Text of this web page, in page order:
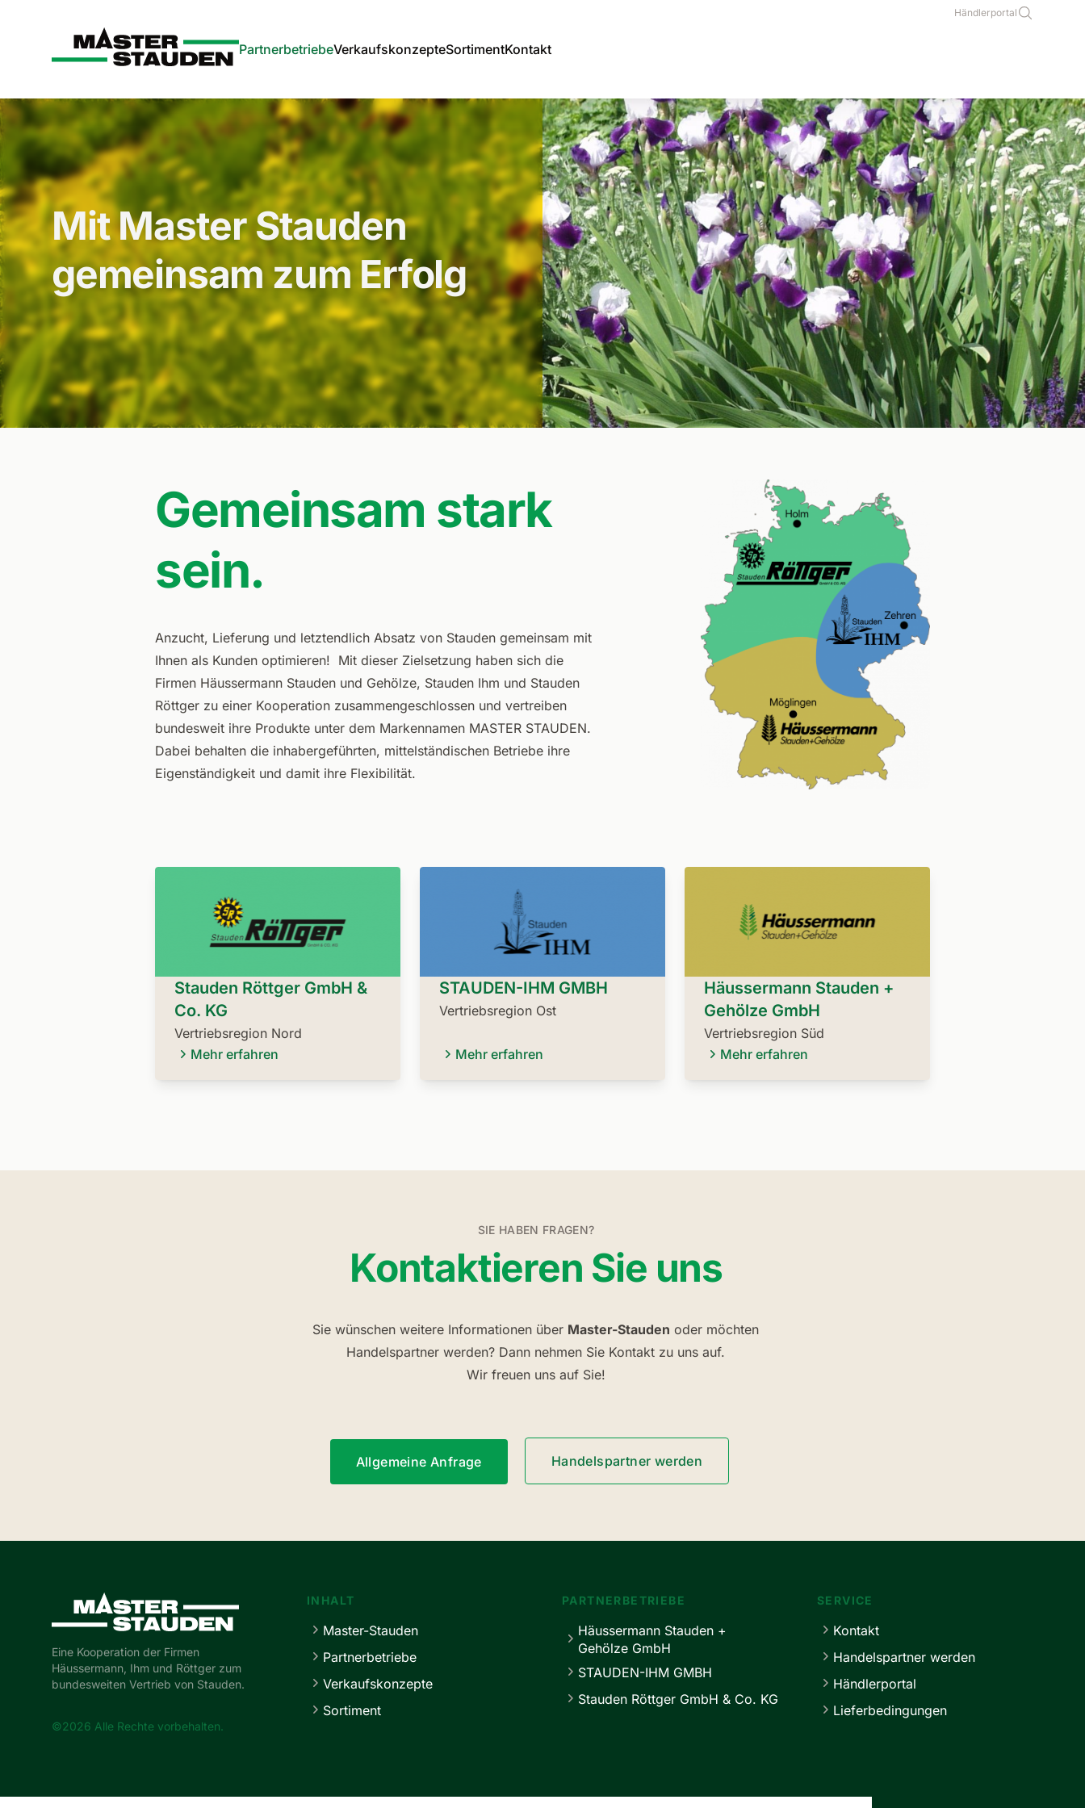
Händlerportal
Master-Stauden
PartnerbetriebeVerkaufskonzepteSortimentKontakt
Mit Master Stauden
gemeinsam zum Erfolg
Gemeinsam stark
sein.
Anzucht, Lieferung und letztendlich Absatz von Stauden gemeinsam mit
Ihnen als Kunden optimieren! Mit dieser Zielsetzung haben sich die
Firmen Häussermann Stauden und Gehölze, Stauden Ihm und Stauden
Röttger zu einer Kooperation zusammengeschlossen und vertreiben
bundesweit ihre Produkte unter dem Markennamen MASTER STAUDEN.
Dabei behalten die inhabergeführten, mittelständischen Betriebe ihre
Eigenständigkeit und damit ihre Flexibilität.
Stauden Röttger GmbH &
Co. KG
Vertriebsregion Nord
Mehr erfahren
STAUDEN-IHM GMBH
Vertriebsregion Ost
Mehr erfahren
Häussermann Stauden +
Gehölze GmbH
Vertriebsregion Süd
Mehr erfahren
SIE HABEN FRAGEN?
Kontaktieren Sie uns
Sie wünschen weitere Informationen über Master-Stauden oder möchten
Handelspartner werden? Dann nehmen Sie Kontakt zu uns auf.
Wir freuen uns auf Sie!
Allgemeine Anfrage Handelspartner werden
Master-Stauden
Eine Kooperation der Firmen
Häussermann, Ihm und Röttger zum
bundesweiten Vertrieb von Stauden.
©2026 Alle Rechte vorbehalten.
INHALT
Master-Stauden
Partnerbetriebe
Verkaufskonzepte
Sortiment
PARTNERBETRIEBE
Häussermann Stauden +
Gehölze GmbH
STAUDEN-IHM GMBH
Stauden Röttger GmbH & Co. KG
SERVICE
Kontakt
Handelspartner werden
Händlerportal
Lieferbedingungen